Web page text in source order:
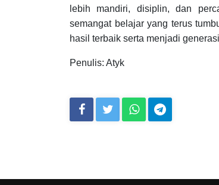
lebih mandiri, disiplin, dan
semangat belajar yang terus
hasil terbaik serta menjadi
Penulis: Atyk